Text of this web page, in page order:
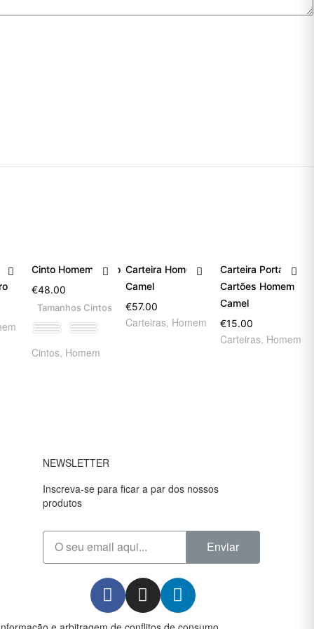
Cinto Homem Preto
€48.00
Tamanhos Cintos
85
Cintos, Homem
Carteira Homem
Camel
€57.00
Carteiras, Homem
Carteira Porta
Cartões Homem
Camel
€15.00
Carteiras, Homem
NEWSLETTER
Inscreva-se para ficar a par dos nossos
produtos
Enviar